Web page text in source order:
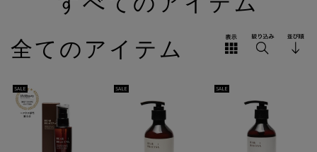
全てのアイテム
SALE SALE SALE